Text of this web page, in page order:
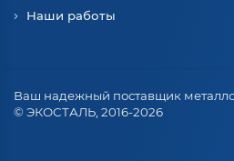
Наши работы
Ваш надежный поставщик
© ЭКОСТАЛЬ, 2016-2026